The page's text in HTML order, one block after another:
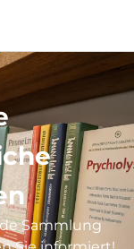
Sammlung